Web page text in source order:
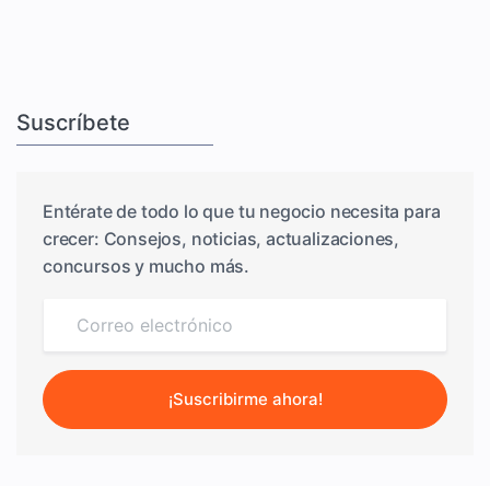
Suscríbete
Entérate de todo lo que tu negocio necesita para
crecer: Consejos, noticias, actualizaciones,
concursos y mucho más.
¡Suscribirme ahora!